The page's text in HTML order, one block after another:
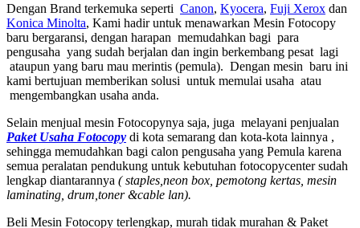
Dengan Brand terkemuka seperti Canon, Kyocera, Fuji Xerox dan
Konica Minolta, Kami hadir untuk menawarkan Mesin Fotocopy
baru bergaransi, dengan harapan memudahkan bagi para
pengusaha yang sudah berjalan dan ingin berkembang pesat lagi
ataupun yang baru mau merintis (pemula). Dengan mesin baru ini
kami bertujuan memberikan solusi untuk memulai usaha atau
mengembangkan usaha anda.
Selain menjual mesin Fotocopynya saja, juga melayani penjualan
Paket Usaha Fotocopy di kota semarang dan kota-kota lainnya ,
sehingga memudahkan bagi calon pengusaha yang Pemula karena
semua peralatan pendukung untuk kebutuhan fotocopycenter sudah
lengkap diantarannya ( staples,neon box, pemotong kertas, mesin
laminating, drum,toner &cable lan).
Beli Mesin Fotocopy terlengkap, murah tidak murahan & Paket